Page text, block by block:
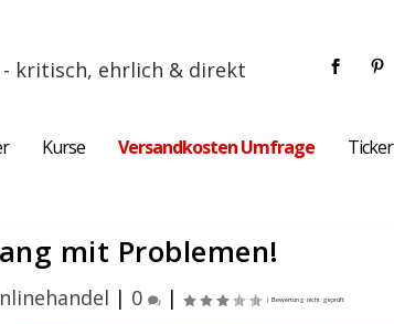
kritisch, ehrlich & direkt
Kurse Versandkosten Umfrage Ticker
mit Problemen!
| 0 |